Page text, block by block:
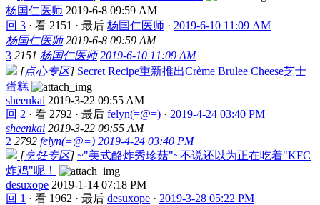
杨国仁医师 2019-6-8 09:59 AM
回 3 · 看 2151 · 最后 杨国仁医师 · 2019-6-10 11:09 AM
杨国仁医师 2019-6-8 09:59 AM
3 2151 杨国仁医师 2019-6-10 11:09 AM
[点心专区] Secret Recipe重新推出Crème Brulee Cheese芝士
蛋糕
sheenkai 2019-3-22 09:55 AM
回 2 · 看 2792 · 最后 felyn(=@=) · 2019-4-24 03:40 PM
sheenkai 2019-3-22 09:55 AM
2 2792 felyn(=@=) 2019-4-24 03:40 PM
[烹饪专区] ~"美式酪炸秀珍菇"~不说还以为正在吃着"KFC
炸鸡"呢！
desuxope 2019-1-14 07:18 PM
回 1 · 看 1962 · 最后 desuxope · 2019-3-28 05:22 PM